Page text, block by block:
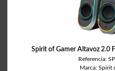
Spirit of Gamer Altavoz 2.0
Referencia:
Marca: Spirit